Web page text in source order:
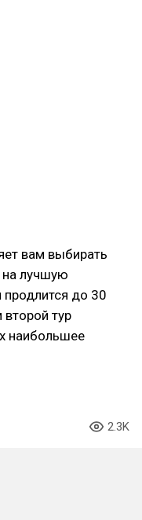
вам выбирать
на лучшую
продлится до 30
тур
наибольшее
2.3K